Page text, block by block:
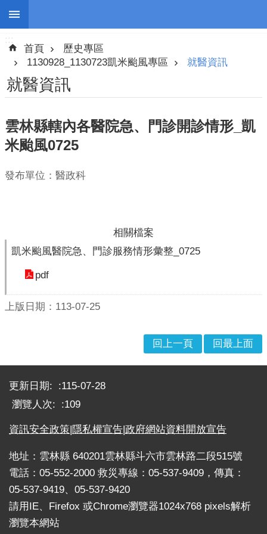
跳到主要內容區塊
進
階
搜
停
班
課
公
告
款、
募
集
及
災
害
救
助
資
:::
首頁
歷史專區
1130928_1130723凱米颱風專區
就醫資訊
就醫資訊
雲林縣轄內各醫院急、門診開診情形_凱
米颱風0725
發布單位：醫政科
相關檔案
凱米颱風醫院急、門診服務情形彙整_0725
pdf
上版日期：113-07-25
回上一頁 回最上面
更新日期:
115-07-28
瀏覽人次:
109
資訊安全政策|隱私權宣告|政府網站資料開放宣告
地址：雲林縣 640201雲林縣斗六市雲林路二段515號
電話：05-552-2000 救災專線：05-537-9409，傳真：
05-537-9419、05-537-9420
請用IE、Firefox 或Chrome瀏覽器1024x768 pixels解析
瀏覽本網站